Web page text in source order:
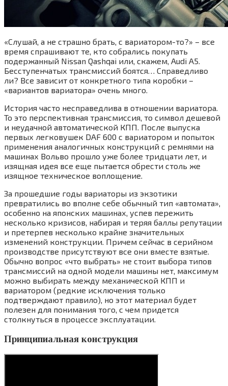
«Слушай, а не страшно брать, с вариатором-то?» – все
время спрашивают те, кто собрались покупать
подержанный Nissan Qashqai или, скажем, Audi A5.
Бесступенчатых трансмиссий боятся… Справедливо
ли? Все зависит от конкретного типа коробки –
«вариантов вариатора» очень много.
История часто несправедлива в отношении вариатора.
То это перспективная трансмиссия, то символ дешевой
и неудачной автоматической КПП. После выпуска
первых легковушек DAF 600 с вариатором и попыток
применения аналогичных конструкций с ремнями на
машинах Вольво прошло уже более тридцати лет, и
изящная идея все еще пытается обрести столь же
изящное техническое воплощение.
За прошедшие годы вариаторы из экзотики
превратились во вполне себе обычный тип «автомата»,
особенно на японских машинах, успев пережить
несколько кризисов, набирая и теряя баллы репутации
и претерпев несколько крайне значительных
изменений конструкции. Причем сейчас в серийном
производстве присутствуют все они вместе взятые.
Обычно вопрос «что выбрать» не стоит выбора типов
трансмиссий на одной модели машины нет, максимум
можно выбирать между механической КПП и
вариатором (редкие исключения только
подтверждают правило), но этот материал будет
полезен для понимания того, с чем придется
столкнуться в процессе эксплуатации.
Принципиальная конструкция